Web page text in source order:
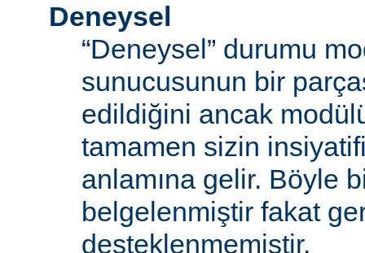
Deneysel
“Deneysel” durumu
sunucusunun bir
edildiğini ancak
tamamen sizin
anlamına gelir. Böyle
belgelenmiştir fakat
desteklenmemiştir.